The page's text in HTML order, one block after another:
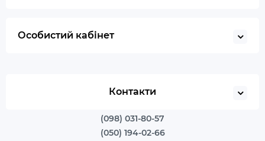
Особистий кабінет
Контакти
(098) 031-80-57
(050) 194-02-66